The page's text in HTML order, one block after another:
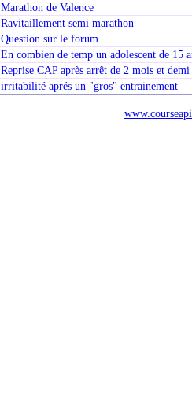
Marathon de Valence
Ravitaillement semi marathon
Question sur le forum
En combien de temp un adolescent de 15
Reprise CAP après arrêt de 2 mois et demi
irritabilité aprés un "gros" entrainement